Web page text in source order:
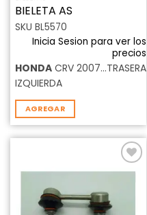
BIELETA AS
SKU BL5570
Inicia Sesion para ver los
precios
HONDACRV 2007…TRASERA
IZQUIERDA
AGREGAR
Añadir
deseos